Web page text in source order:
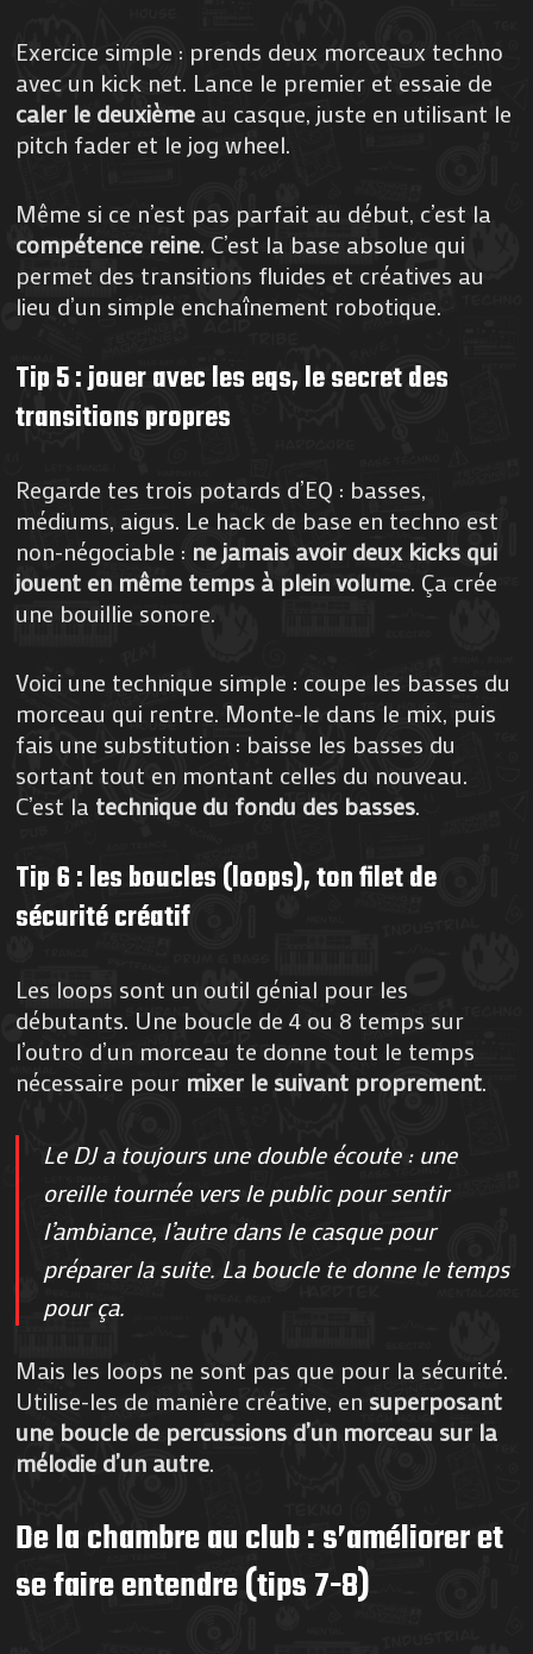
Exercice simple : prends deux morceaux techno
avec un kick net. Lance le premier et essaie de
caler le deuxième au casque, juste en utilisant le
pitch fader et le jog wheel.
Même si ce n’est pas parfait au début, c’est la
compétence reine. C’est la base absolue qui
permet des transitions fluides et créatives au
lieu d’un simple enchaînement robotique.
Tip 5 : jouer avec les eqs, le secret des
transitions propres
Regarde tes trois potards d’EQ : basses,
médiums, aigus. Le hack de base en techno est
non-négociable : ne jamais avoir deux kicks qui
jouent en même temps à plein volume. Ça crée
une bouillie sonore.
Voici une technique simple : coupe les basses du
morceau qui rentre. Monte-le dans le mix, puis
fais une substitution : baisse les basses du
sortant tout en montant celles du nouveau.
C’est la technique du fondu des basses.
Tip 6 : les boucles (loops), ton filet de
sécurité créatif
Les loops sont un outil génial pour les
débutants. Une boucle de 4 ou 8 temps sur
l’outro d’un morceau te donne tout le temps
nécessaire pour mixer le suivant proprement.
Le DJ a toujours une double écoute : une
oreille tournée vers le public pour sentir
l’ambiance, l’autre dans le casque pour
préparer la suite. La boucle te donne le temps
pour ça.
Mais les loops ne sont pas que pour la sécurité.
Utilise-les de manière créative, en superposant
une boucle de percussions d’un morceau sur la
mélodie d’un autre.
De la chambre au club : s’améliorer et
se faire entendre (tips 7-8)